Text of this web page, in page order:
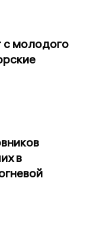
с молодого
в